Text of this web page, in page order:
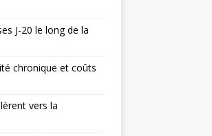
J-20 le long de la
chronique et coûts
vers la